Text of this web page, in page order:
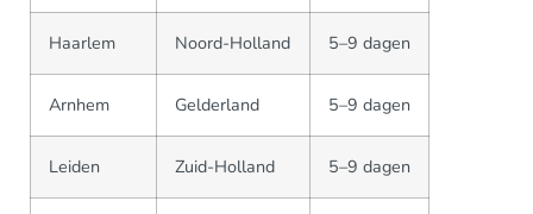
Haarlem Noord-Holland 5–9 dagen
Arnhem Gelderland 5–9 dagen
Leiden Zuid-Holland 5–9 dagen